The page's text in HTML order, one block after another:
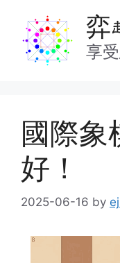
content
弈
享
國際象
好！
2025-06-16 by